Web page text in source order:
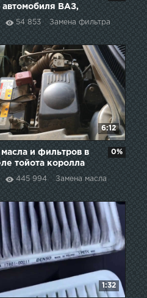
автомобиля ВАЗ,
Нива Шевроле
54 853 Замена фильтра
6:12
и фильтров в
тойота королла
2002 года
445 994 Замена масла
0%
1:32